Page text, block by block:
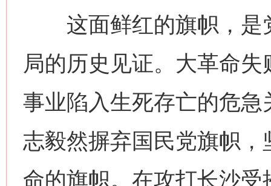
这面鲜红的旗帜，是
局的历史见证。大革命
事业陷入生死存亡的危
志毅然摒弃国民党旗帜
命的旗帜。在攻打长沙